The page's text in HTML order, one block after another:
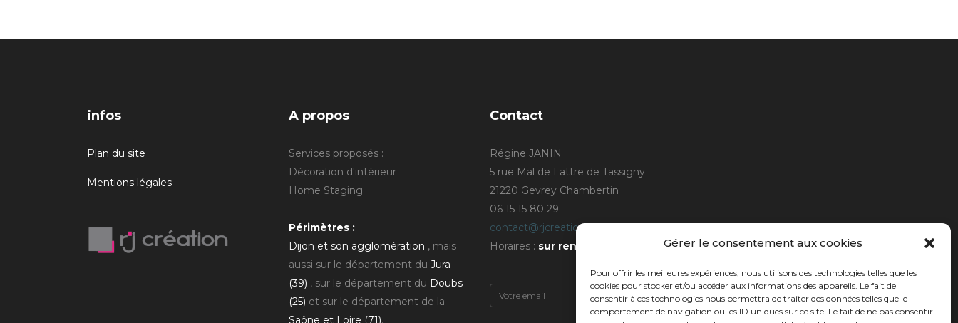
Gérer le consentement aux cookies
Pour offrir les meilleures expériences, nous utilisons des technologies telles que les
cookies pour stocker et/ou accéder aux informations des appareils. Le fait de
consentir à ces technologies nous permettra de traiter des données telles que le
comportement de navigation ou les ID uniques sur ce site. Le fait de ne pas consentir
infos
Plan du site
Mentions légales
A propos
Services proposés :
Décoration d'intérieur
Home Staging
Périmètres :
Dijon et son agglomération , mais
aussi sur le département du Jura
(39) , sur le département du Doubs
(25) et sur le département de la
Saône et Loire (71).
Contact
Régine JANIN
5 rue Mal de Lattre de Tassigny
21220 Gevrey Chambertin
06 15 15 80 29
contact@rjcreation.com
Horaires : sur rendez-vous